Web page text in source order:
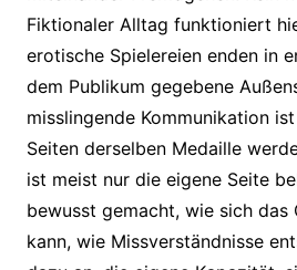
Fiktionaler Alltag funktioniert
erotische Spielereien enden in
dem Publikum gegebene
misslingende Kommunikation
Seiten derselben Medaille
ist meist nur die eigene Seite
bewusst gemacht, wie sich das
kann, wie Missverständnisse